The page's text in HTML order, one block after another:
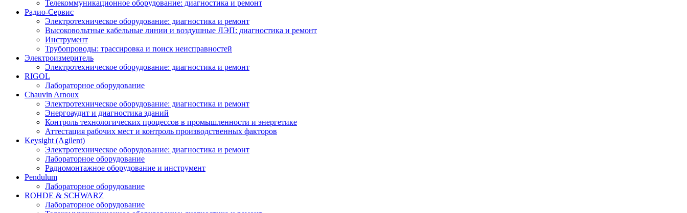
Телекоммуникационное оборудование: диагностика и ремонт
Радио-Cервис
Электротехническое оборудование: диагностика и ремонт
Высоковольтные кабельные линии и воздушные ЛЭП: диагностика и ремонт
Инструмент
Трубопроводы: трассировка и поиск неисправностей
Электроизмеритель
Электротехническое оборудование: диагностика и ремонт
RIGOL
Лабораторное оборудование
Chauvin Arnoux
Электротехническое оборудование: диагностика и ремонт
Энергоаудит и диагностика зданий
Контроль технологических процессов в промышленности и энергетике
Аттестация рабочих мест и контроль производственных факторов
Keysight (Agilent)
Электротехническое оборудование: диагностика и ремонт
Лабораторное оборудование
Радиомонтажное оборудование и инструмент
Pendulum
Лабораторное оборудование
ROHDE & SCHWARZ
Лабораторное оборудование